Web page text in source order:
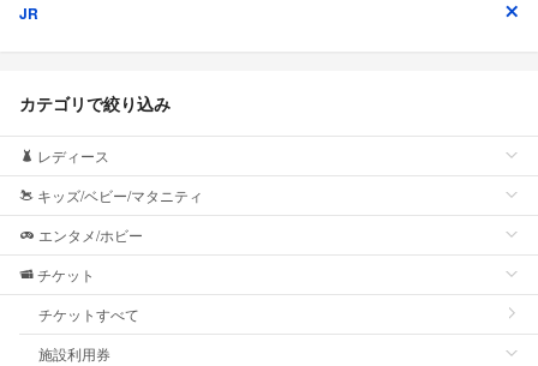
JR
カテゴリで絞り込み
レディース
キッズ/ベビー/マタニティ
エンタメ/ホビー
チケット
チケットすべて
施設利用券